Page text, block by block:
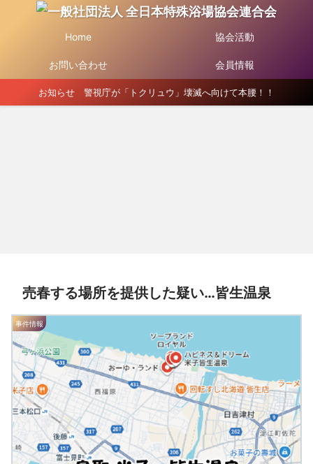
Home 協会活動
お問い合わせ 会員情報
お知らせ 警視庁が「トクリュウ」壊滅へ向けて本腰！！
売春する場所を提供した疑い…皆生温泉
事件情報